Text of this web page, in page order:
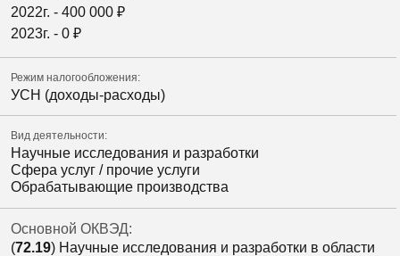
2022г. - 400 000 ₽
2023г. - 0 ₽
Режим налогообложения:
УСН (доходы-расходы)
Вид деятельности:
Научные исследования и разработки
Сфера услуг / прочие услуги
Обрабатывающие производства
Основной ОКВЭД:
(72.19) Научные исследования и разработки в области